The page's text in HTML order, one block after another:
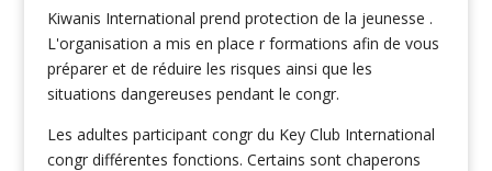
Kiwanis International prend protection de la jeunesse .
L'organisation a mis en place r formations afin de vous
préparer et de réduire les risques ainsi que les
situations dangereuses pendant le congr.
Les adultes participant congr du Key Club International
congr différentes fonctions. Certains sont chaperons